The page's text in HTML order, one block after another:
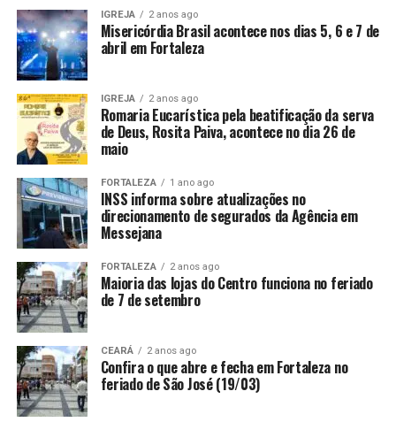
IGREJA 2 anos ago
Misericórdia Brasil acontece nos dias 5, 6 e 7 de
abril em Fortaleza
IGREJA 2 anos ago
Romaria Eucarística pela beatificação da serva
de Deus, Rosita Paiva, acontece no dia 26 de
maio
FORTALEZA 1 ano ago
INSS informa sobre atualizações no
direcionamento de segurados da Agência em
Messejana
FORTALEZA 2 anos ago
Maioria das lojas do Centro funciona no feriado
de 7 de setembro
CEARÁ 2 anos ago
Confira o que abre e fecha em Fortaleza no
feriado de São José (19/03)